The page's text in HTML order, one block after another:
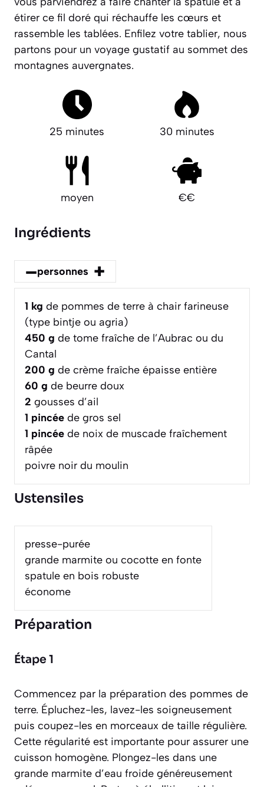
étirer ce fil doré qui réchauffe les cœurs et
rassemble les tablées. Enfilez votre tablier, nous
partons pour un voyage gustatif au sommet des
montagnes auvergnates.
25 minutes 30 minutes
moyen €€
Ingrédients
–personnes +
1 kg de pommes de terre à chair farineuse
(type bintje ou agria)
450 g de tome fraîche de l’Aubrac ou du
Cantal
200 g de crème fraîche épaisse entière
60 g de beurre doux
2 gousses d’ail
1 pincée de gros sel
1 pincée de noix de muscade fraîchement
râpée
poivre noir du moulin
Ustensiles
presse-purée
grande marmite ou cocotte en fonte
spatule en bois robuste
économe
Préparation
Étape 1
Commencez par la préparation des pommes de
terre. Épluchez-les, lavez-les soigneusement
puis coupez-les en morceaux de taille régulière.
Cette régularité est importante pour assurer une
cuisson homogène. Plongez-les dans une
grande marmite d’eau froide généreusement